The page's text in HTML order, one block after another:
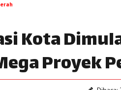
Kota
Proyek